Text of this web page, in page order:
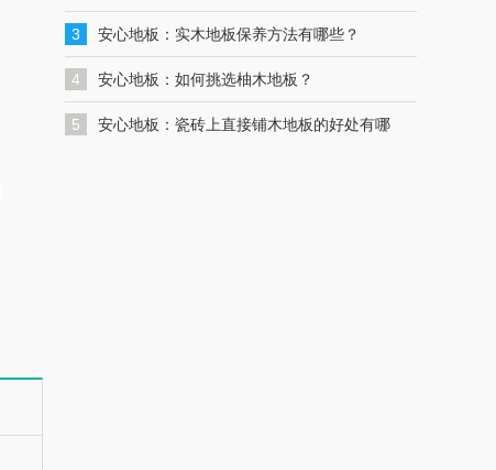
一键联系解决您的格力空调问题
3 安心地板：实木地板保养方法有哪些？
4 安心地板：如何挑选柚木地板？
5 安心地板：瓷砖上直接铺木地板的好处有哪